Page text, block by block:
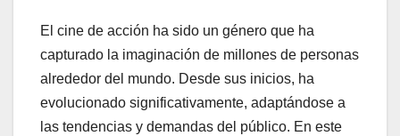
El cine de acción ha sido un género que ha
capturado la imaginación de millones de personas
alrededor del mundo. Desde sus inicios, ha
evolucionado significativamente, adaptándose a
las tendencias y demandas del público. En este